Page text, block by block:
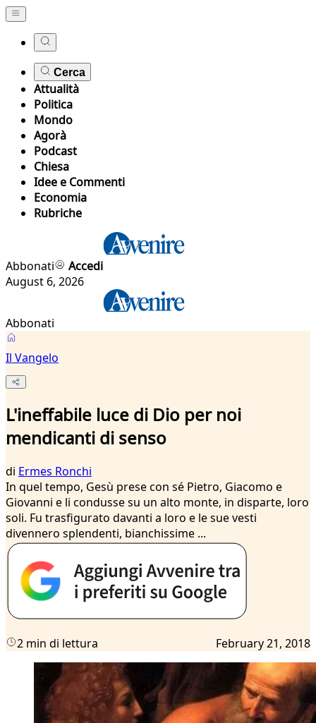
Cerca
Attualità
Politica
Mondo
Agorà
Podcast
Chiesa
Idee e Commenti
Economia
Rubriche
Abbonati
Accedi
August 6, 2026
Abbonati
Il Vangelo
L'ineffabile luce di Dio per noi
mendicanti di senso
di Ermes Ronchi
In quel tempo, Gesù prese con sé Pietro, Giacomo e
Giovanni e li condusse su un alto monte, in disparte, loro
soli. Fu trasfigurato davanti a loro e le sue vesti
divennero splendenti, bianchissime ...
2 min di lettura February 21, 2018